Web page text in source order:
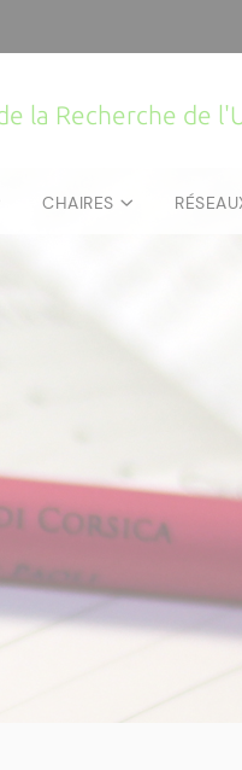
la Recherche de
CHAIRES